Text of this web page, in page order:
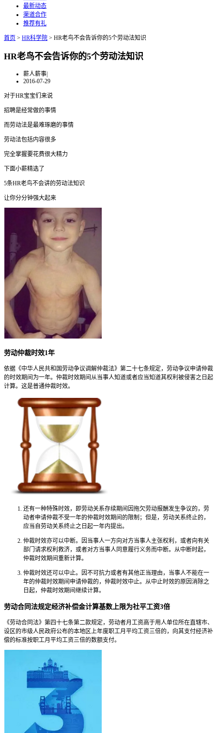
最新动态
渠道合作
推荐有礼
首页 > HR科学院 > HR老鸟不会告诉你的5个劳动法知识
HR老鸟不会告诉你的5个劳动法知识
薪人薪事|
2016-07-29
对于HR宝宝们来说
招聘是经常做的事情
而劳动法是最难琢磨的事情
劳动法包括内容很多
完全掌握要花费很大精力
下面小薪精选了
5条HR老鸟不会讲的劳动法知识
让你分分钟强大起来
劳动仲裁时效1年
依据《中华人民共和国劳动争议调解仲裁法》第二十七条规定，劳动争议申请仲裁
的时效期间为一年。仲裁时效期间从当事人知道或者应当知道其权利被侵害之日起
计算。这是普通仲裁时效。
还有一种特殊时效，即劳动关系存续期间因拖欠劳动报酬发生争议的，劳
动者申请仲裁不受一年的仲裁时效期间的限制；但是，劳动关系终止的，
应当自劳动关系终止之日起一年内提出。
仲裁时效亦可以中断。因当事人一方向对方当事人主张权利，或者向有关
部门请求权利救济，或者对方当事人同意履行义务而中断。从中断时起，
仲裁时效期间重新计算。
仲裁时效还可以中止。因不可抗力或者有其他正当理由，当事人不能在一
年的仲裁时效期间申请仲裁的，仲裁时效中止。从中止时效的原因消除之
日起，仲裁时效期间继续计算。
劳动合同法规定经济补偿金计算基数上限为社平工资3倍
《劳动合同法》第四十七条第二款规定，劳动者月工资高于用人单位所在直辖市、
设区的市级人民政府公布的本地区上年度职工月平均工资三倍的，向其支付经济补
偿的标准按职工月平均工资三倍的数额支付。